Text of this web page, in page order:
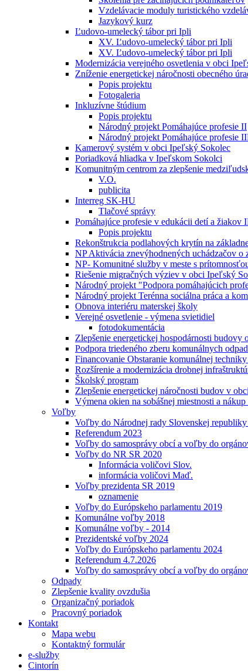
Vzdelávacie moduly turistického
Jazykový kurz
Ľudovo-umelecký tábor pri Ipli
XV. Ľudovo-umelecký tábor pri Ipli
XV. Ľudovo-umelecký tábor pri Ipli
Modernizácia verejného osvetlenia v obci
Zníženie energetickej náročnosti obecného
Popis projektu
Fotogaleria
Inkluzívne štúdium
Popis projektu
Národný projekt Pomáhajúce profesie II
Národný projekt Pomáhajúce profesie
Kamerový systém v obci Ipeľský Sokolec
Poriadková hliadka v Ipeľskom Sokolci
Komunitným centrom za zlepšenie
V.O.
publicita
Interreg SK-HU
Tlačové správy
Pomáhajúce profesie v edukácii detí a žiakov
Popis projektu
Rekonštrukcia podlahových krytín na
NP Aktivácia znevýhodnených uchádzačov o
NP- Komunitné služby v meste s
Riešenie migračných výziev v obci Ipeľský
Národný projekt "Podpora pomáhajúcich
Národný projekt Terénna sociálna práca a
Obnova interiéru materskej školy
Verejné osvetlenie - výmena svietidiel
fotodokumentácia
Zlepšenie energetickej hospodárnosti
Podpora triedeného zberu komunálnych
Financovanie Obstaranie komunálnej
Rozšírenie a modernizácia drobnej
Školský program
Zlepšenie energetickej náročnosti budov v
Výmena okien na sobášnej miestnosti a
Voľby
Voľby do Národnej rady Slovenskej
Referendum 2023
Voľby do samosprávy obcí a voľby do
Voľby do NR SR 2020
Informácia voličovi Slov.
informácia voličovi Maď.
Voľby prezidenta SR 2019
oznamenie
Voľby do Európskeho parlamentu 2019
Komunálne voľby 2018
Komunálne voľby - 2014
Prezidentské voľby 2024
Voľby do Európskeho parlamentu 2024
Referendum 4.7.2026
Voľby do samosprávy obcí a voľby do
Odpady
Zlepšenie kvality ovzdušia
Organizačný poriadok
Pracovný poriadok
Kontakt
Mapa webu
Kontaktný formulár
e-služby
Cintorín